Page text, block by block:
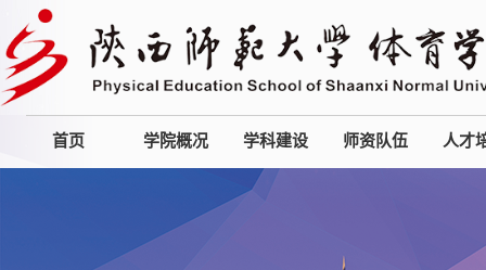
首页 学院概况 学科建设 师资队伍 人才